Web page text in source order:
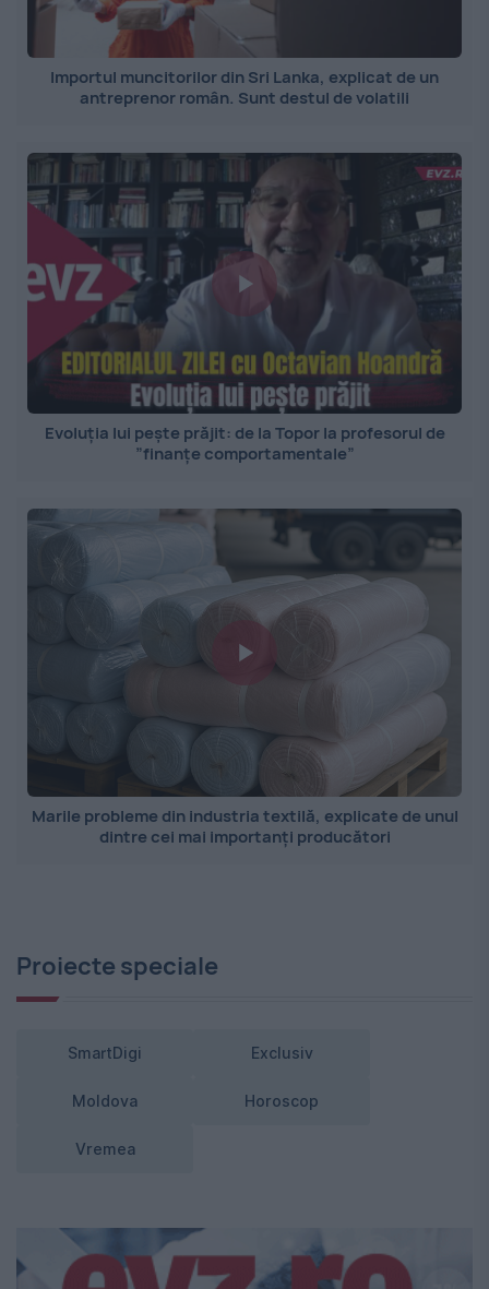
Importul muncitorilor din Sri Lanka, explicat de un
antreprenor român. Sunt destul de volatili
Evoluția lui pește prăjit: de la Topor la profesorul de
”finanțe comportamentale”
Marile probleme din industria textilă, explicate de unul
dintre cei mai importanți producători
Proiecte speciale
SmartDigi Exclusiv
Moldova Horoscop
Vremea